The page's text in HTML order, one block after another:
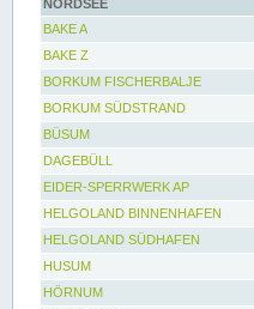
NORDSEE
BAKE A
BAKE Z
BORKUM FISCHERBALJE
BORKUM SÜDSTRAND
BÜSUM
DAGEBÜLL
EIDER-SPERRWERK AP
HELGOLAND BINNENHAFEN
HELGOLAND SÜDHAFEN
HUSUM
HÖRNUM